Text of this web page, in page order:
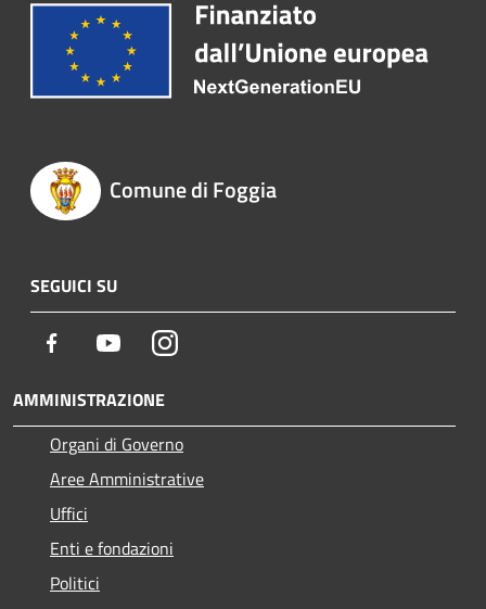
Comune di Foggia
SEGUICI SU
Facebook YoutubeInstagram
AMMINISTRAZIONE
Organi di Governo
Aree Amministrative
Uffici
Enti e fondazioni
Politici